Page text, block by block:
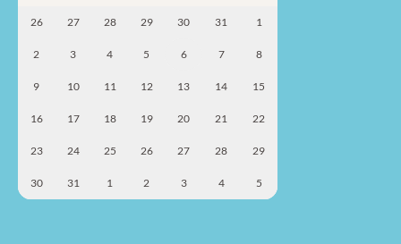
26 27 28 29 30 31 1
2 3 4 5 6 7 8
9 10 11 12 13 14 15
16 17 18 19 20 21 22
23 24 25 26 27 28 29
30 31 1 2 3 4 5